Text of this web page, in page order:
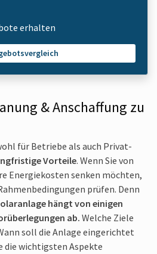
erhalten
& An­schaffung zu
für Betriebe als auch Privat­
Vor­teile. Wenn Sie von
Energie­kosten senken möchten,
prüfen. Denn
hängt von einigen
ab. Welche Ziele
soll die Anlage ein­gerichtet
die wichtigsten Aspekte